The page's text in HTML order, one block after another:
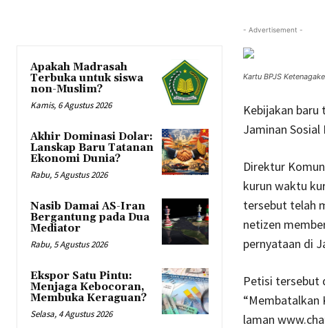
Apakah Madrasah
Terbuka untuk siswa
non-Muslim?
Kamis, 6 Agustus 2026
Akhir Dominasi Dolar:
Lanskap Baru Tatanan
Ekonomi Dunia?
Rabu, 5 Agustus 2026
Nasib Damai AS-Iran
Bergantung pada Dua
Mediator
Rabu, 5 Agustus 2026
Ekspor Satu Pintu:
Menjaga Kebocoran,
Membuka Keraguan?
Selasa, 4 Agustus 2026
- Advertisement -
Kartu BPJS
Kebijakan baru
Jaminan
Direktur
kurun waktu
tersebut telah
netizen
pernyataan di
Petisi tersebut
“Membatalkan
laman